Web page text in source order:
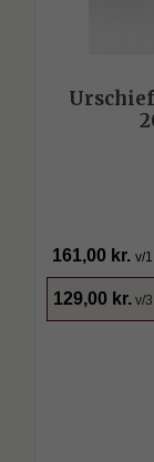
161,00 kr. v/1
129,00 kr. v/3